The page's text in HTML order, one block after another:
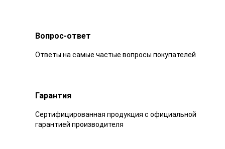
Вопрос-ответ
Ответы на самые частые вопросы покупателей
Гарантия
Сертифицированная продукция с официальной
гарантией производителя